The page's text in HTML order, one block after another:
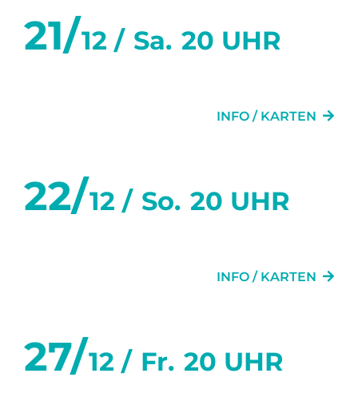
21/12 / Sa. 20 UHR
INFO / KARTEN
22/12 / So. 20 UHR
INFO / KARTEN
27/12 / Fr. 20 UHR